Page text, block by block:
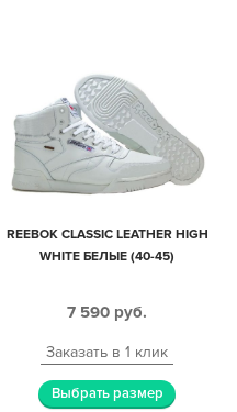
REEBOK CLASSIC LEATHER HIGH
WHITE БЕЛЫЕ (40-45)
7 590 руб.
Заказать в 1 клик
Выбрать размер